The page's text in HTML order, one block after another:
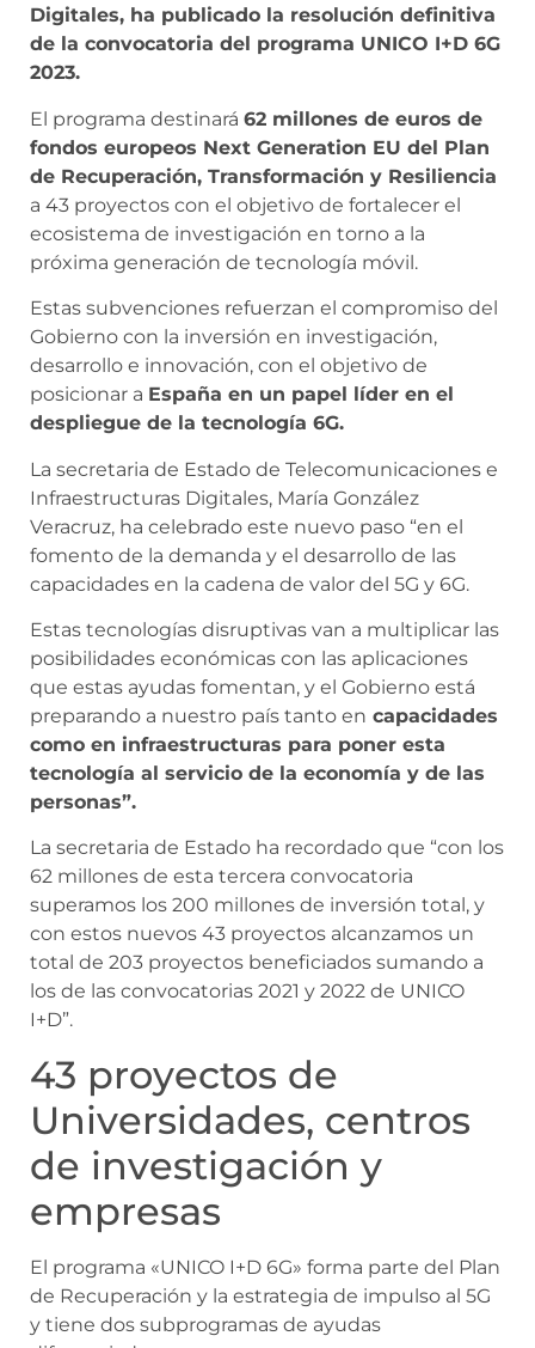
Digitales, ha publicado la resolución definitiva
de la convocatoria del programa UNICO I+D 6G
2023.
El programa destinará 62 millones de euros de
fondos europeos Next Generation EU del Plan
de Recuperación, Transformación y Resiliencia
a 43 proyectos con el objetivo de fortalecer el
ecosistema de investigación en torno a la
próxima generación de tecnología móvil.
Estas subvenciones refuerzan el compromiso del
Gobierno con la inversión en investigación,
desarrollo e innovación, con el objetivo de
posicionar a España en un papel líder en el
despliegue de la tecnología 6G.
La secretaria de Estado de Telecomunicaciones e
Infraestructuras Digitales, María González
Veracruz, ha celebrado este nuevo paso “en el
fomento de la demanda y el desarrollo de las
capacidades en la cadena de valor del 5G y 6G.
Estas tecnologías disruptivas van a multiplicar las
posibilidades económicas con las aplicaciones
que estas ayudas fomentan, y el Gobierno está
preparando a nuestro país tanto en capacidades
como en infraestructuras para poner esta
tecnología al servicio de la economía y de las
personas”.
La secretaria de Estado ha recordado que “con los
62 millones de esta tercera convocatoria
superamos los 200 millones de inversión total, y
con estos nuevos 43 proyectos alcanzamos un
total de 203 proyectos beneficiados sumando a
los de las convocatorias 2021 y 2022 de UNICO
I+D”.
43 proyectos de
Universidades, centros
de investigación y
empresas
El programa «UNICO I+D 6G» forma parte del Plan
de Recuperación y la estrategia de impulso al 5G
y tiene dos subprogramas de ayudas